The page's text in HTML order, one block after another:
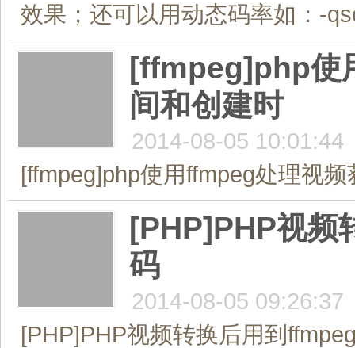
效果；还可以用动态码率如：-
[ffmpeg]php使
间和创建时
2014-08-05 10:01:44
[ffmpeg]php使用ffmpeg处理视
[PHP]PHP视频
码
2014-08-05 09:26:37
[PHP]PHP视频转换后用到